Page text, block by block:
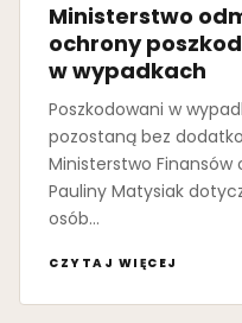
Ministerstwo
ochrony
w wypadkach
Poszkodowani w
pozostaną bez
Ministerstwo Finansów
Pauliny Matysiak
osób…
CZYTAJ WIĘCEJ